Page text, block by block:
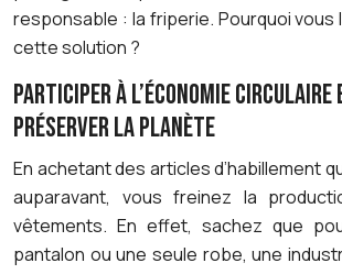
responsable : la friperie. Pourquoi
cette solution ?
PARTICIPER À L’ÉCONOMIE
PRÉSERVER LA PLANÈTE
En achetant des articles d’habillement
auparavant, vous freinez la
vêtements. En effet, sachez que
pantalon ou une seule robe, une